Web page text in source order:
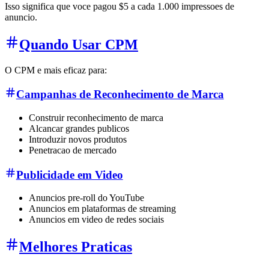
Isso significa que voce pagou $5 a cada 1.000 impressoes de
anuncio.
Quando Usar CPM
O CPM e mais eficaz para:
Campanhas de Reconhecimento de Marca
Construir reconhecimento de marca
Alcancar grandes publicos
Introduzir novos produtos
Penetracao de mercado
Publicidade em Video
Anuncios pre-roll do YouTube
Anuncios em plataformas de streaming
Anuncios em video de redes sociais
Melhores Praticas